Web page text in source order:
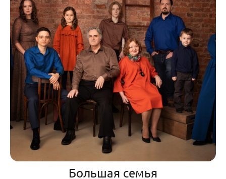
Большая семья